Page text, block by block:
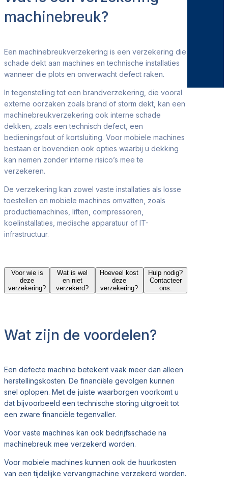
machinebreuk?
Een machinebreukverzekering is een verzekering die
schade dekt aan machines en technische installaties
wanneer die plots en onverwacht defect raken.
In tegenstelling tot een brandverzekering, die vooral
externe oorzaken zoals brand of storm dekt, kan een
machinebreukverzekering ook interne schade
dekken, zoals een technisch defect, een
bedieningsfout of kortsluiting. Voor mobiele machines
bestaan er bovendien ook opties waarbij u dekking
kan nemen zonder interne risico’s mee te
verzekeren.
De verzekering kan zowel vaste installaties als losse
toestellen en mobiele machines omvatten, zoals
productiemachines, liften, compressoren,
koelinstallaties, medische apparatuur of IT-
infrastructuur.
Voor wie is
deze
verzekering?
Wat is wel
en niet
verzekerd?
Hoeveel kost
deze
verzekering?
Hulp nodig?
Contacteer
ons.
Wat zijn de voordelen?
Een defecte machine betekent vaak meer dan alleen
herstellingskosten. De financiële gevolgen kunnen
snel oplopen. Met de juiste waarborgen voorkomt u
dat bijvoorbeeld een technische storing uitgroeit tot
een zware financiële tegenvaller.
Voor vaste machines kan ook bedrijfsschade na
machinebreuk mee verzekerd worden.
Voor mobiele machines kunnen ook de huurkosten
van een tijdelijke vervangmachine verzekerd worden.